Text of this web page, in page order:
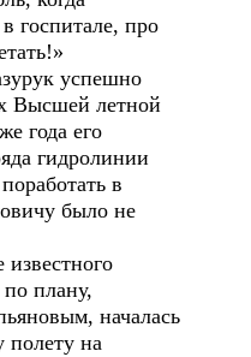
госпитале, про
успешно
Высшей летной
года его
гидролинии
в
было не
плану,
началась
полету на